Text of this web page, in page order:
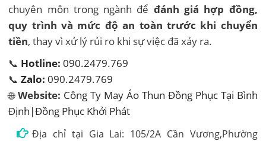
chuyên môn trong ngành để đánh giá hợp đồng,
quy trình và mức độ an toàn trước khi chuyển
tiền, thay vì xử lý rủi ro khi sự việc đã xảy ra.
📞 Hotline: 090.2479.769
📞Zalo: 090.2479.769
🌐Website: Công Ty May Áo Thun Đồng Phục Tại Bình
Định|Đồng Phục Khởi Phát
Địa chỉ tại Gia Lai: 105/2A Cần Vương,Phường